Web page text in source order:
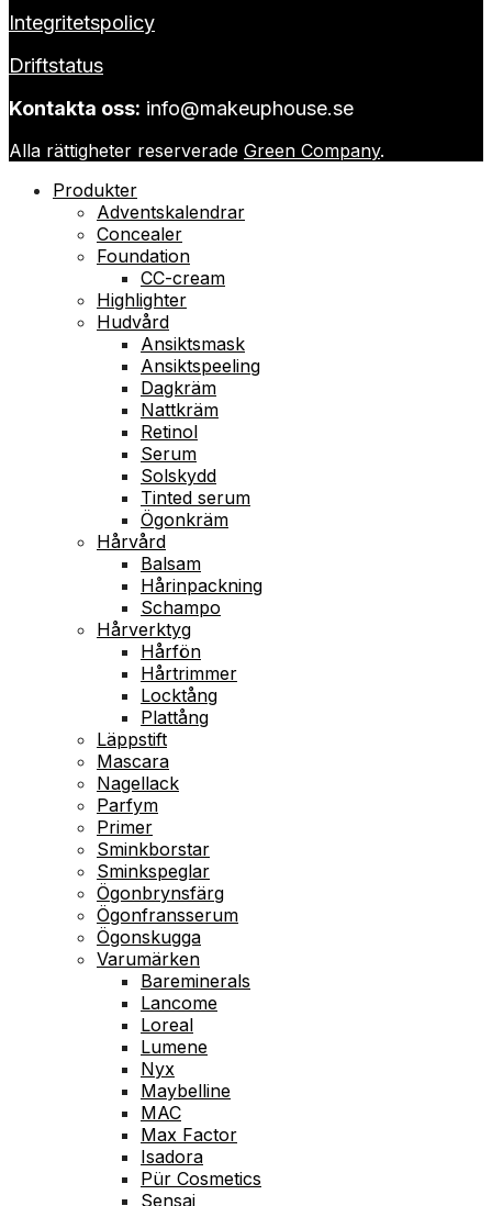
Integritetspolicy
Driftstatus
Kontakta oss: info@makeuphouse.se
Alla rättigheter reserverade Green Company.
Produkter
Adventskalendrar
Concealer
Foundation
CC-cream
Highlighter
Hudvård
Ansiktsmask
Ansiktspeeling
Dagkräm
Nattkräm
Retinol
Serum
Solskydd
Tinted serum
Ögonkräm
Hårvård
Balsam
Hårinpackning
Schampo
Hårverktyg
Hårfön
Hårtrimmer
Locktång
Plattång
Läppstift
Mascara
Nagellack
Parfym
Primer
Sminkborstar
Sminkspeglar
Ögonbrynsfärg
Ögonfransserum
Ögonskugga
Varumärken
Bareminerals
Lancome
Loreal
Lumene
Nyx
Maybelline
MAC
Max Factor
Isadora
Pür Cosmetics
Sensai